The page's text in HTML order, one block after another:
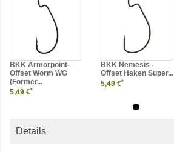
BKK Armorpoint-
Offset Worm WG
(Former...
5,49 €*
BKK Nemesis -
Offset Haken Super...
5,49 €*
Details